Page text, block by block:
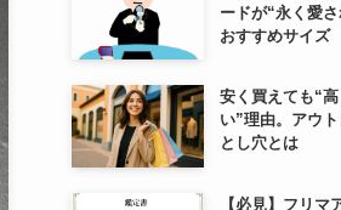
ードが“永く愛
おすすめサイズ
安く買えても“
い”理由。アウ
とし穴とは
【必見】フリマ